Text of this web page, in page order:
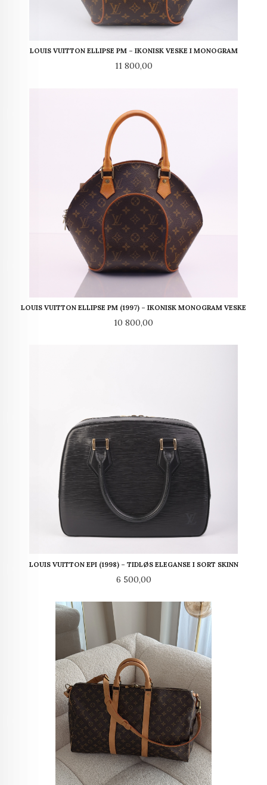
LOUIS VUITTON ELLIPSE PM – IKONISK VESKE I MONOGRAM
Pris
11 800,00
LOUIS VUITTON ELLIPSE PM (1997) – IKONISK MONOGRAM VESKE
Pris
10 800,00
LOUIS VUITTON EPI (1998) – TIDLØS ELEGANSE I SORT SKINN
Pris
6 500,00